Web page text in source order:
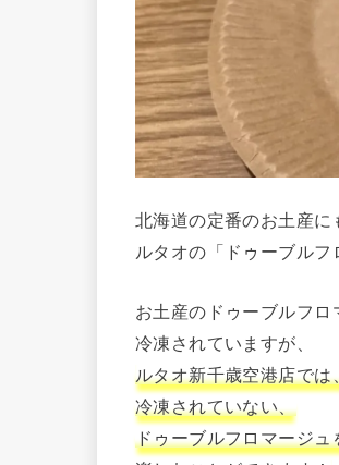
北海道の定番のお土産に
ルタオの「ドゥーブルフ
お土産のドゥーブルフロ
冷凍されていますが、
ルタオ新千歳空港店では
冷凍されていない、
ドゥーブルフロマージュ